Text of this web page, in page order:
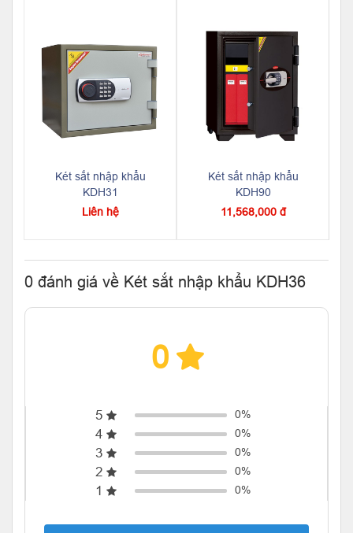
Két sắt nhập khẩu
KDH31
Liên hệ
Két sắt nhập khẩu
KDH90
11,568,000 đ
0 đánh giá về Két sắt nhập khẩu KDH36
0
5 0%
4 0%
3 0%
2 0%
1 0%